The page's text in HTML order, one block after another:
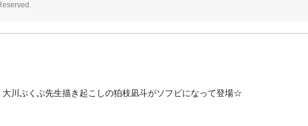
大川ぶくぶ先生描き起こしの狛枝凪斗がソフビになって登場☆